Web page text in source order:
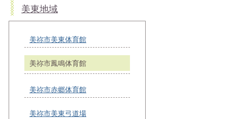
美東地域
美祢市美東体育館
美祢市鳳鳴体育館
美祢市赤郷体育館
美祢市美東弓道場